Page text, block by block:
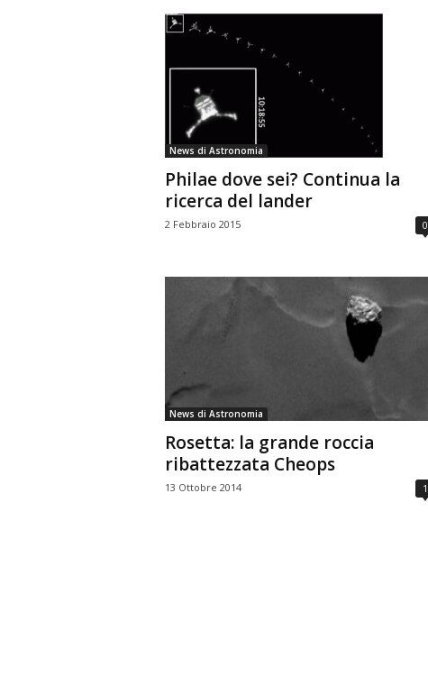
News di Astronomia
Philae dove sei? Continua la
ricerca del lander
2 Febbraio 2015 0
News di Astronomia
Rosetta: la grande roccia
ribattezzata Cheops
13 Ottobre 2014 1